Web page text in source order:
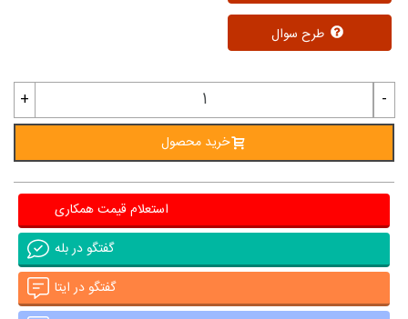
-
+
خرید محصول
استعلام قیمت همکاری
گفتگو در بله
گفتگو در ایتا